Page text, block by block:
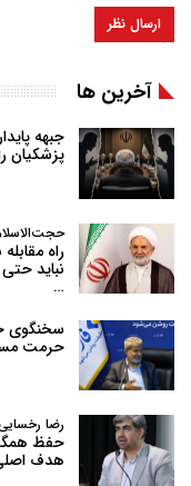
آخرین ها
جبهه
پزشکیان
راه
نباید حتی
…
سخنگوی
حرمت
رضا
حفظ
هدف